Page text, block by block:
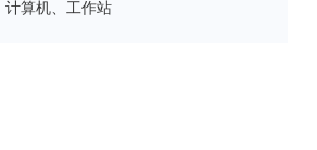
计算机、工作站